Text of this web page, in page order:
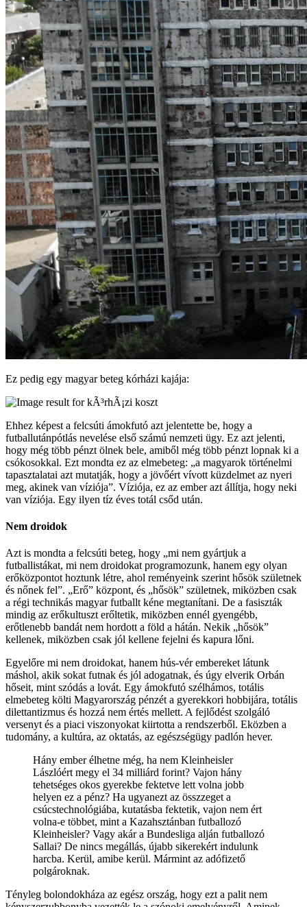
Ez pedig egy magyar beteg kórházi kajája:
Ehhez képest a felcsúti ámokfutó azt jelentette be, hogy a
futballutánpótlás nevelése első számú nemzeti ügy. Ez azt jelenti,
hogy még több pénzt ölnek bele, amiből még több pénzt lopnak ki a
csókosokkal. Ezt mondta ez az elmebeteg: „a magyarok történelmi
tapasztalatai azt mutatják, hogy a jövőért vívott küzdelmet az nyeri
meg, akinek van víziója”. Víziója, ez az ember azt állítja, hogy neki
van víziója. Egy ilyen tíz éves totál csőd után.
Nem droidok
Azt is mondta a felcsúti beteg, hogy „mi nem gyártjuk a
futballistákat, mi nem droidokat programozunk, hanem egy olyan
erőközpontot hoztunk létre, ahol reményeink szerint hősök születnek
és nőnek fel”. „Erő” központ, és „hősök” születnek, miközben csak
a régi technikás magyar futballt kéne megtanítani. De a fasiszták
mindig az erőkultuszt erőltetik, miközben ennél gyengébb,
erőtlenebb bandát nem hordott a föld a hátán. Nekik „hősök”
kellenek, miközben csak jól kellene fejelni és kapura lőni.
Egyelőre mi nem droidokat, hanem hús-vér embereket látunk
máshol, akik sokat futnak és jól adogatnak, és úgy elverik Orbán
hőseit, mint szódás a lovát. Egy ámokfutó szélhámos, totális
elmebeteg költi Magyarország pénzét a gyerekkori hobbijára, totális
dilettantizmus és hozzá nem értés mellett. A fejlődést szolgáló
versenyt és a piaci viszonyokat kiirtotta a rendszerből. Eközben a
tudomány, a kultúra, az oktatás, az egészségügy padlón hever.
Hány ember élhetne még, ha nem Kleinheisler
Lászlóért megy el 34 milliárd forint? Vajon hány
tehetséges okos gyerekbe fektetve lett volna jobb
helyen ez a pénz? Ha ugyanezt az összzeget a
csúcstechnológiába, kutatásba fektetik, vajon nem ért
volna-e többet, mint a Kazahsztánban futballozó
Kleinheisler? Vagy akár a Bundesliga alján futballozó
Sallai? De nincs megállás, újabb sikerekért indulunk
harcba. Kerül, amibe kerül. Mármint az adófizető
polgároknak.
Tényleg bolondokháza az egész ország, hogy ezt a palit nem